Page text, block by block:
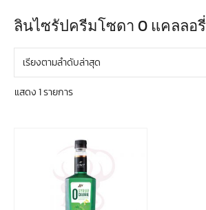
ลินไซรัปครีมโซดา 0 แคลลอรี่
แสดง 1 รายการ